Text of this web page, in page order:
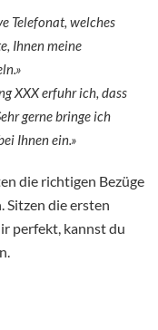
Telefonat, welches
Ihnen meine
XXX erfuhr ich, dass
gerne bringe ich
Ihnen ein.»
die richtigen Bezüge
Sitzen die ersten
perfekt, kannst du